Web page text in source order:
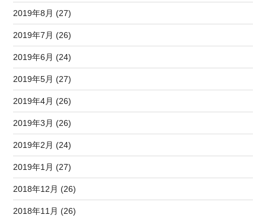
2019年8月 (27)
2019年7月 (26)
2019年6月 (24)
2019年5月 (27)
2019年4月 (26)
2019年3月 (26)
2019年2月 (24)
2019年1月 (27)
2018年12月 (26)
2018年11月 (26)